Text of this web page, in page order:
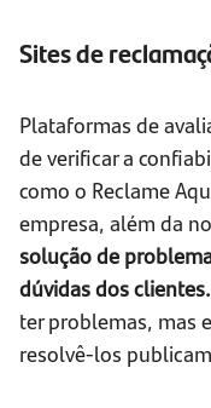
Sites de
Plataformas de
de verificar a
como o Reclame
empresa, além da
solução de
dúvidas dos clientes.
ter problemas, mas
resolvê-los